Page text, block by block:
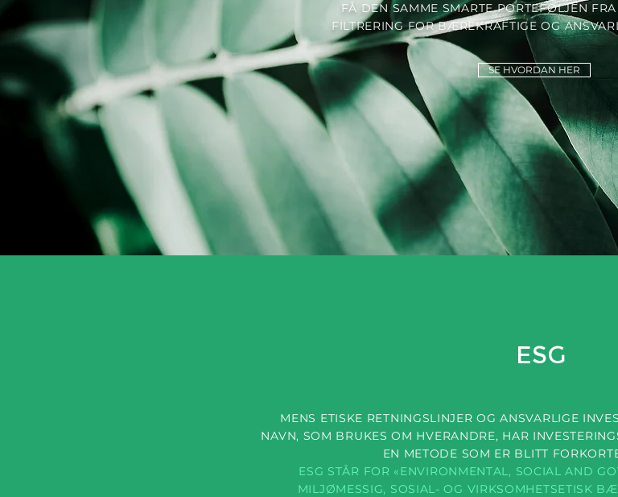
FÅ DEN SAMME SMARTE PORTEFØLJEN
FILTRERING FOR BÆREKRAFTIGE OG
SE HVORDAN HER
ESG
MENS ETISKE RETNINGSLINJER OG ANSVARLIGE
NAVN, SOM BRUKES OM HVERANDRE, HAR
EN METODE SOM ER BLITT
ESG STÅR FOR «ENVIRONMENTAL, SOCIAL AND
MILJØMESSIG, SOSIAL- OG VIRKSOMHETSETISK